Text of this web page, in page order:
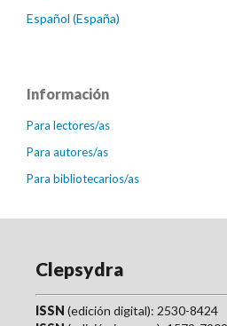
Español (España)
Información
Para lectores/as
Para autores/as
Para bibliotecarios/as
Clepsydra
ISSN (edición digital): 2530-8424